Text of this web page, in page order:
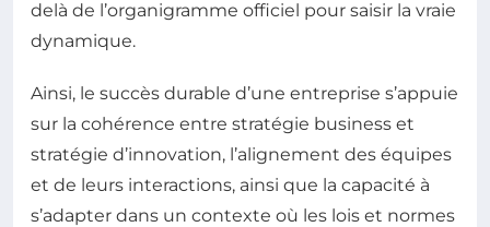
delà de l’organigramme officiel pour saisir la vraie
dynamique.
Ainsi, le succès durable d’une entreprise s’appuie
sur la cohérence entre stratégie business et
stratégie d’innovation, l’alignement des équipes
et de leurs interactions, ainsi que la capacité à
s’adapter dans un contexte où les lois et normes